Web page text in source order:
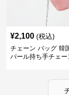
¥2,100 (税込)
チェーン バッグ 韓
パール持ち手チェー